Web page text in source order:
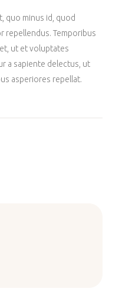
quo minus id, quod
repellendus. Temporibus
ut et voluptates
a sapiente delectus, ut
asperiores repellat.